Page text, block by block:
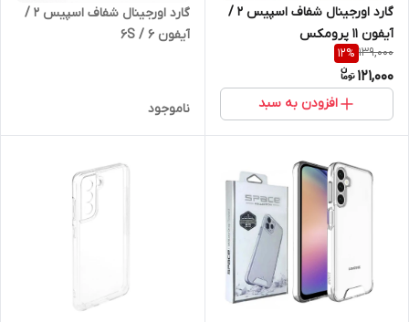
گارد اورجینال شفاف اسپیس 2 /
آیفون 11 پرومکس
139,000
12%
121,000
افزودن به سبد
گارد اورجینال شفاف اسپیس 2 /
آیفون 6 / 6S
ناموجود